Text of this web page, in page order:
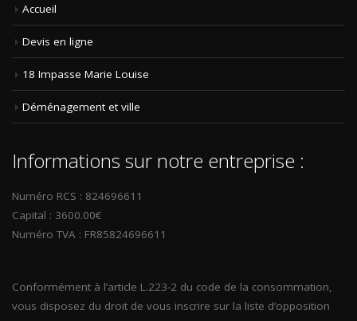
Accueil
Devis en ligne
18 Impasse Marie Louise
Déménagement et ville
Informations sur notre entreprise :
Numéro RCS : 824696611
Capital : 3600.00€
Numéro TVA : FR85824696611
Conformément à l’article L.223-2 du code de la consommation,
vous disposez du droit de vous inscrire sur la liste d’opposition